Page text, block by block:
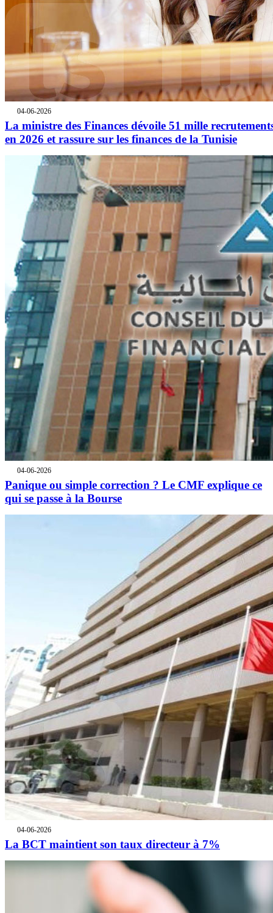
04-06-2026
La ministre des Finances dévoile 51 mille
en 2026 et rassure sur les finances de la Tunisie
04-06-2026
Panique ou simple correction ? Le CMF explique ce
qui se passe à la Bourse
04-06-2026
La BCT maintient son taux directeur à 7%